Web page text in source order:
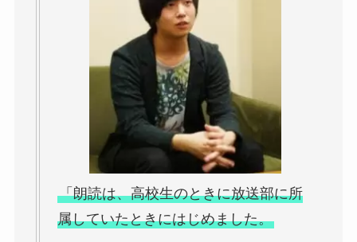
「朗読は、高校生のときに放送部に所
属していたときにはじめました。